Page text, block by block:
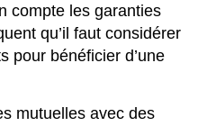
compte les garanties
qu’il faut considérer
pour bénéficier d’une
mutuelles avec des